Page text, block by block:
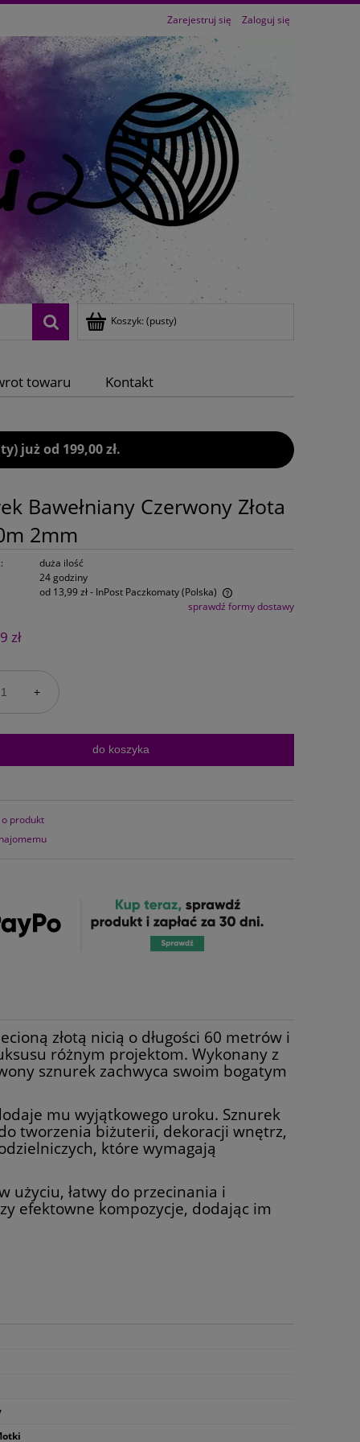
Zarejestruj się Zaloguj się
Koszyk: (pusty)
towaru Kontakt
już od 199,00 zł.
Bawełniany Czerwony Złota
2mm
duża ilość
24 godziny
od 13,99 zł- InPost Paczkomaty(Polska)
płatności
sprawdź formy dostawy
zł
+
do koszyka
produkt
złotą nicią o długości 60 metrów i
różnym projektom. Wykonany z
sznurek zachwyca swoim bogatym
mu wyjątkowego uroku. Sznurek
tworzenia biżuterii, dekoracji wnętrz,
które wymagają
użyciu, łatwy do przecinania i
efektowne kompozycje, dodając im